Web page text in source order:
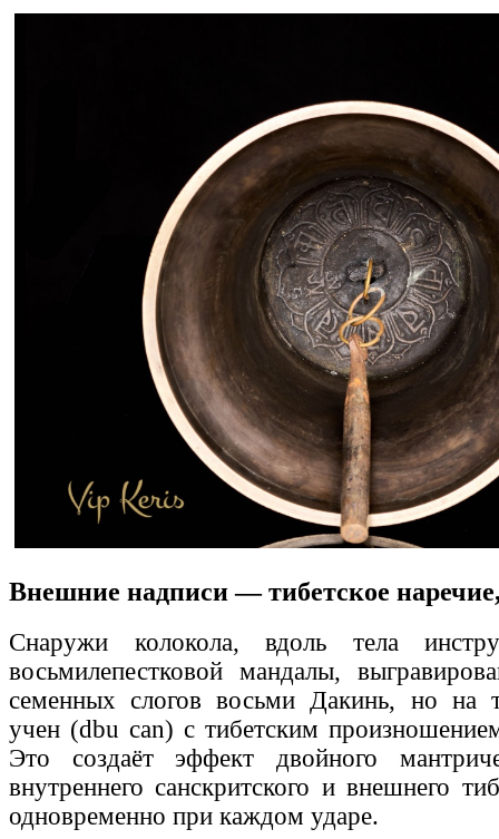
Внешние надписи — тибетское
Снаружи колокола, вдоль тела
восьмилепестковой мандалы,
семенных слогов восьми Дакинь, но на
учен (dbu can) с тибетским
Это создаёт эффект двойного
внутреннего санскритского и внешнего
одновременно при каждом ударе.